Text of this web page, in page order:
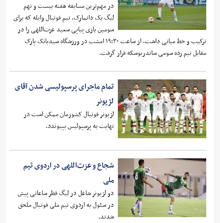
در مهم‌ترین مسابقه هفته بیست و نهم
لیگ یک دانمارک، تیم فوتبال وایله که برای
سومین بازی پیاپی سعید عزت‌اللهی را در
ترکیب و خط میانی داشت، از ساعت ۱۹:۳۰ امشب در ورزشگاه سیدبانک پارک
مقابل تیم رده سومی ساندریوسکه قرار گرفت.
تمام ماجرای پرسپولیسی شدن آقای
لژیونر
لژیونر فوتبال کشورمان ممکن است در
نهایت به پرسپولیس بپیوندد.
شجاع و عزت‌اللهی در اردوی تیم
ملی
دو لژیونر شاغل در لیگ قطر ساعاتی پیش
در سئول به اردوی تیم ملی فوتبال ملحق
شدند.